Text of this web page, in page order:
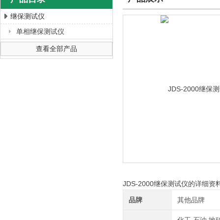
上海徐吉电气有限公司
继保测试仪
单相继保测试仪
查看全部产品
JDS-2000继保测试仪的详细资
品牌 其他品牌